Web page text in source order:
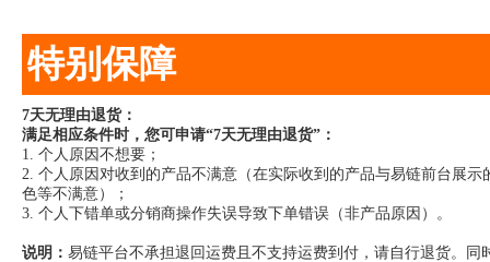
特别保障
7天无理由退货：
满足相应条件时，您可申请“7天无理由退货”：
1. 个人原因不想要；
2. 个人原因对收到的产品不满意（在实际收到的产品与易链前台展
色等不满意）；
3. 个人下错单或分销商操作失误导致下单错误（非产品原因）。
说明： 易链平台不承担退回运费且不支持运费到付，请自行退货。